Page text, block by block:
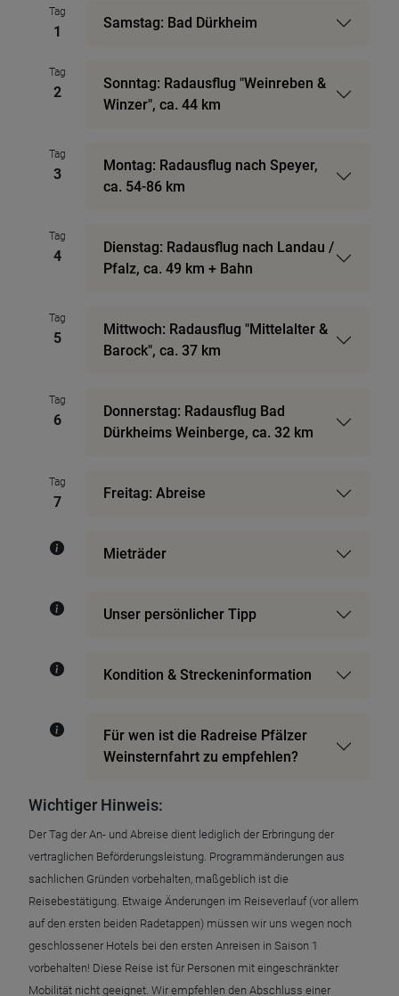
Tag
1
Samstag: Bad Dürkheim
Tag
2
Sonntag: Radausflug "Weinreben &
Winzer", ca. 44 km
Tag
3
Montag: Radausflug nach Speyer,
ca. 54-86 km
Tag
4
Dienstag: Radausflug nach Landau /
Pfalz, ca. 49 km + Bahn
Tag
5
Mittwoch: Radausflug "Mittelalter &
Barock", ca. 37 km
Tag
6
Donnerstag: Radausflug Bad
Dürkheims Weinberge, ca. 32 km
Tag
7
Freitag: Abreise
Mieträder
Unser persönlicher Tipp
Kondition & Streckeninformation
Für wen ist die Radreise Pfälzer
Weinsternfahrt zu empfehlen?
Wichtiger Hinweis:
Der Tag der An- und Abreise dient lediglich der Erbringung der
vertraglichen Beförderungsleistung. Programmänderungen aus
sachlichen Gründen vorbehalten, maßgeblich ist die
Reisebestätigung. Etwaige Änderungen im Reiseverlauf (vor allem
auf den ersten beiden Radetappen) müssen wir uns wegen noch
geschlossener Hotels bei den ersten Anreisen in Saison 1
vorbehalten! Diese Reise ist für Personen mit eingeschränkter
Mobilität nicht geeignet. Wir empfehlen den Abschluss einer